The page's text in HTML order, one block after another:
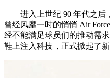
进入上世纪 90 年代之后
曾经风靡一时的悄悄 Air
经不能满足球员们的推动需
鞋上注入科技，正式掀起了